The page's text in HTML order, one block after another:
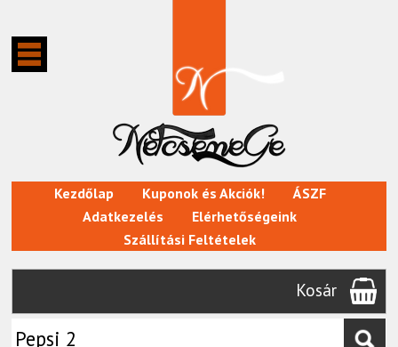
Kezdőlap Kuponok és Akciók!
ÁSZF
Adatkezelés
Elérhetőségeink
Szállítási Feltételek
Kosár